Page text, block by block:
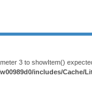
3 to showItem()
includes/Cache/